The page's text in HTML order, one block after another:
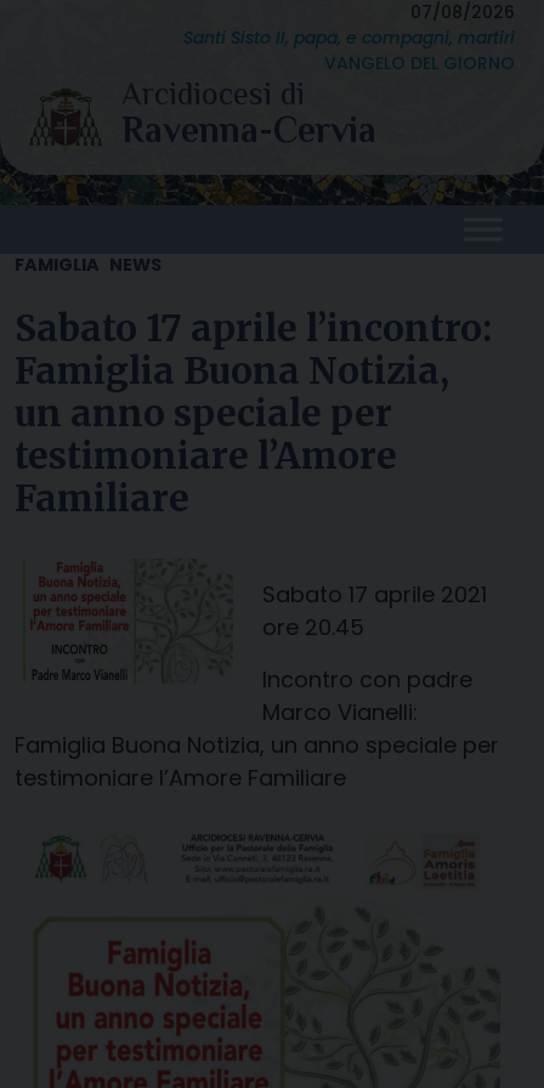
content
07/08/2026
Santi Sisto II, papa, e compagni, martiri
VANGELO DEL GIORNO
FAMIGLIA NEWS
Sabato 17 aprile l’incontro:
Famiglia Buona Notizia,
un anno speciale per
testimoniare l’Amore
Familiare
Sabato 17 aprile 2021
ore 20.45
Incontro con padre
Marco Vianelli:
Famiglia Buona Notizia, un anno speciale per
testimoniare l’Amore Familiare